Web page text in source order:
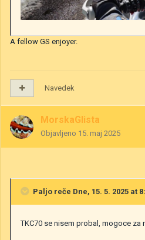
A fellow GS enjoyer.
Navedek
MorskaGlista
Objavljeno 15. maj 2025
Paljo reče Dne, 15. 5. 2025 at
TKC70 se nisem probal, mogoce za